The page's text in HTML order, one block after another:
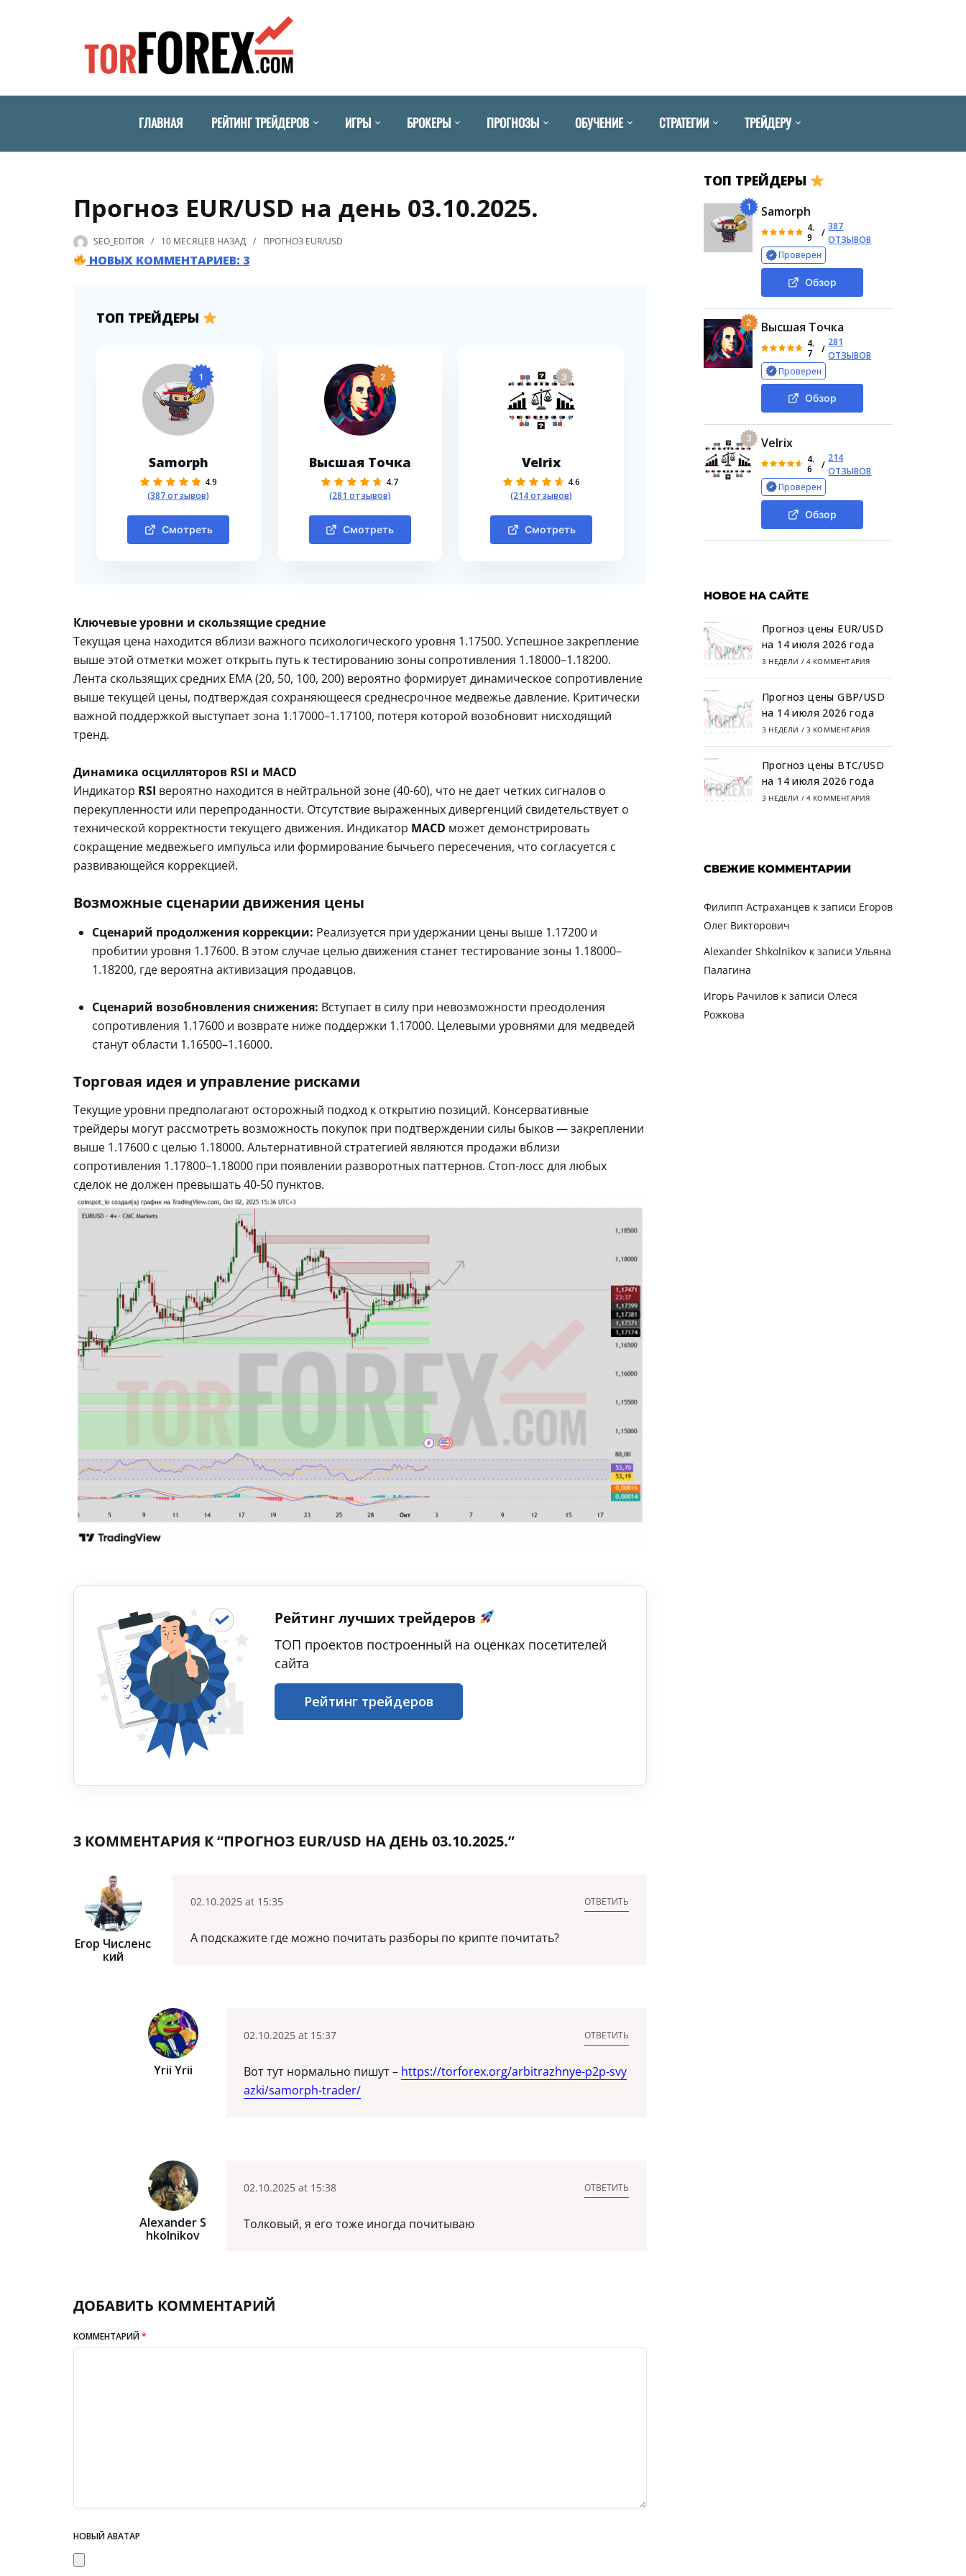
ГЛАВНАЯ РЕЙТИНГ ТРЕЙДЕРОВ ИГРЫ БРОКЕРЫ ПРОГНОЗЫ ОБУЧЕНИЕ СТРАТЕГИИ ТРЕЙДЕРУ
Прогноз EUR/USD на день 03.10.2025.
SEO_EDITOR 10 МЕСЯЦЕВ НАЗАД ПРОГНОЗ EUR/USD
НОВЫХ КОММЕНТАРИЕВ: 3
ТОП ТРЕЙДЕРЫ
1
Samorph
4.9
(387 отзывов)
Смотреть
2
Высшая Точка
4.7
(281 отзывов)
Смотреть
3
Velrix
4.6
(214 отзывов)
Смотреть
Ключевые уровни и скользящие средние
Текущая цена находится вблизи важного психологического уровня 1.17500. Успешное закрепление
выше этой отметки может открыть путь к тестированию зоны сопротивления 1.18000–1.18200.
Лента скользящих средних EMA (20, 50, 100, 200) вероятно формирует динамическое сопротивление
выше текущей цены, подтверждая сохраняющееся среднесрочное медвежье давление. Критически
важной поддержкой выступает зона 1.17000–1.17100, потеря которой возобновит нисходящий
тренд.
Динамика осцилляторов RSI и MACD
Индикатор RSI вероятно находится в нейтральной зоне (40-60), что не дает четких сигналов о
перекупленности или перепроданности. Отсутствие выраженных дивергенций свидетельствует о
технической корректности текущего движения. Индикатор MACD может демонстрировать
сокращение медвежьего импульса или формирование бычьего пересечения, что согласуется с
развивающейся коррекцией.
Возможные сценарии движения цены
Сценарий продолжения коррекции: Реализуется при удержании цены выше 1.17200 и
пробитии уровня 1.17600. В этом случае целью движения станет тестирование зоны 1.18000–
1.18200, где вероятна активизация продавцов.
Сценарий возобновления снижения: Вступает в силу при невозможности преодоления
сопротивления 1.17600 и возврате ниже поддержки 1.17000. Целевыми уровнями для медведей
станут области 1.16500–1.16000.
Торговая идея и управление рисками
Текущие уровни предполагают осторожный подход к открытию позиций. Консервативные
трейдеры могут рассмотреть возможность покупок при подтверждении силы быков — закреплении
выше 1.17600 с целью 1.18000. Альтернативной стратегией являются продажи вблизи
сопротивления 1.17800–1.18000 при появлении разворотных паттернов. Стоп-лосс для любых
сделок не должен превышать 40-50 пунктов.
Рейтинг лучших трейдеров
ТОП проектов построенный на оценках посетителей
сайта
Рейтинг трейдеров
3 КОММЕНТАРИЯ К “ПРОГНОЗ EUR/USD НА ДЕНЬ 03.10.2025.”
Егор Численс
Кий
02.10.2025 at 15:35
А подскажите где можно почитать разборы по крипте почитать?
ОТВЕТИТЬ
Yrii Yrii
02.10.2025 at 15:37
Вот тут нормально пишут – https://torforex.org/arbitrazhnye-p2p-svy
azki/samorph-trader/
ОТВЕТИТЬ
Alexander S
Hkolnikov
02.10.2025 at 15:38
Толковый, я его тоже иногда почитываю
ОТВЕТИТЬ
ДОБАВИТЬ КОММЕНТАРИЙ
КОММЕНТАРИЙ*
НОВЫЙ АВАТАР
ТОП ТРЕЙДЕРЫ
1 Samorph
4.
9
/
387
ОТЗЫВОВ
Проверен
Обзор
2 Высшая Точка
4.
7
/
281
ОТЗЫВОВ
Проверен
Обзор
3 Velrix
4.
6
/
214
ОТЗЫВОВ
Проверен
Обзор
НОВОЕ НА САЙТЕ
Прогноз цены EUR/USD
на 14 июля 2026 года
3 НЕДЕЛИ / 4 КОММЕНТАРИЯ
Прогноз цены GBP/USD
на 14 июля 2026 года
3 НЕДЕЛИ / 3 КОММЕНТАРИЯ
Прогноз цены BTC/USD
на 14 июля 2026 года
3 НЕДЕЛИ / 4 КОММЕНТАРИЯ
СВЕЖИЕ КОММЕНТАРИИ
Филипп Астраханцевк записи Егоров
Олег Викторович
Alexander Shkolnikovк записи Ульяна
Палагина
Игорь Рачиловк записи Олеся
Рожкова